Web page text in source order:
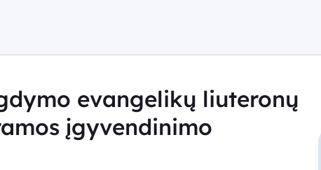
evangelikų liuteronų
įgyvendinimo